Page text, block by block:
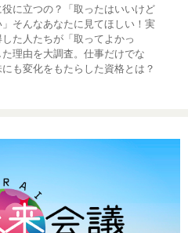
に立つの？「取ったはいいけど
そんなあなたに見てほしい！実
た人たちが「取ってよかっ
理由を大調査。仕事だけでな
も変化をもたらした資格とは？